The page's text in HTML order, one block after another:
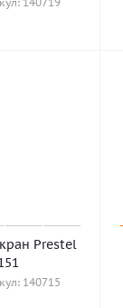
Prestel
140715